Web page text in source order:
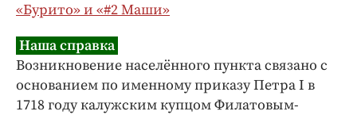
«Бурито» и «#2 Маши»
Наша справка
Возникновение населённого пункта связано с
основанием по именному приказу Петра I в
1718 году калужским купцом Филатовым-